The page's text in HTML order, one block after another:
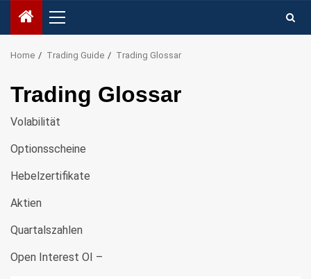
Primary
Menu
Home Trading Guide Trading Glossar
Trading Glossar
Volabilität
Optionsscheine
Hebelzertifikate
Aktien
Quartalszahlen
Open Interest OI –